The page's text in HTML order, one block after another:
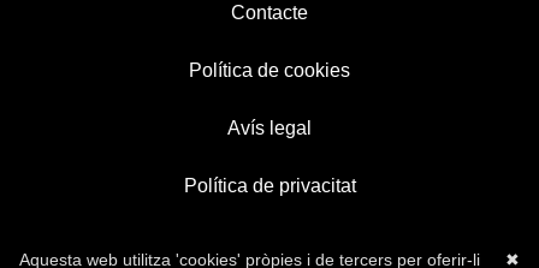
Contacte
Política de cookies
Avís legal
Política de privacitat
✖
Aquesta web utilitza 'cookies' pròpies i de tercers per oferir-li